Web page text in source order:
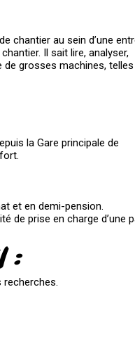
chantier au sein d’une
Il sait lire, analyser,
grosses machines, telles
la Gare principale de
et en demi-pension.
de prise en charge d’une
:
recherches.